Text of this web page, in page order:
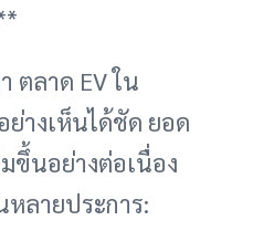
ตลาด EV ใน
ย่างเห็นได้ชัด ยอด
ขึ้นอย่างต่อเนื่อง
ลายประการ: